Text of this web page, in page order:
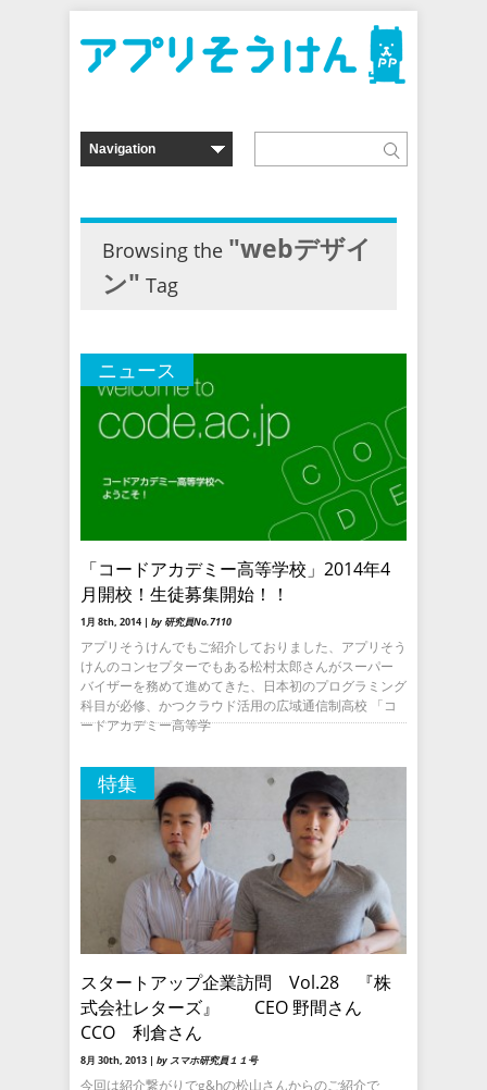
Browsing the "webデザイ
ン" Tag
ニュース
「コードアカデミー高等学校」2014年4
月開校！生徒募集開始！！
1月 8th, 2014 | by 研究員No.7110
アプリそうけんでもご紹介しておりました、アプリそう
けんのコンセプターでもある松村太郎さんがスーパー
バイザーを務めて進めてきた、日本初のプログラミング
科目が必修、かつクラウド活用の広域通信制高校 「コ
ードアカデミー高等学
特集
スタートアップ企業訪問 Vol.28 『株
式会社レターズ』 CEO 野間さん
CCO 利倉さん
8月 30th, 2013 | by スマホ研究員１１号
今回は紹介繋がりでg&hの松山さんからのご紹介で